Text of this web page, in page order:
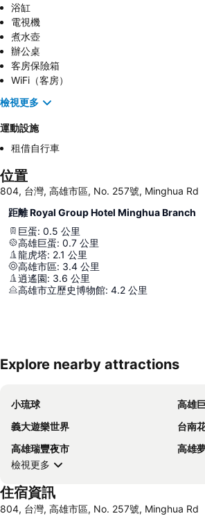
浴缸
電視機
煮水壺
辦公桌
客房保險箱
WiFi（客房）
檢視更多
運動設施
租借自行車
位置
804, 台灣, 高雄市區, No. 257號, Minghua Rd
距離 Royal Group Hotel Minghua Branch
巨蛋: 0.5 公里
高雄巨蛋: 0.7 公里
龍虎塔: 2.1 公里
高雄市區: 3.4 公里
逍遙園: 3.6 公里
高雄市立歷史博物館: 4.2 公里
Explore nearby attractions
小琉球 高雄
義大遊樂世界
台南
高雄瑞豐夜市
高雄
檢視更多
住宿資訊
804, 台灣, 高雄市區, No. 257號, Minghua Rd